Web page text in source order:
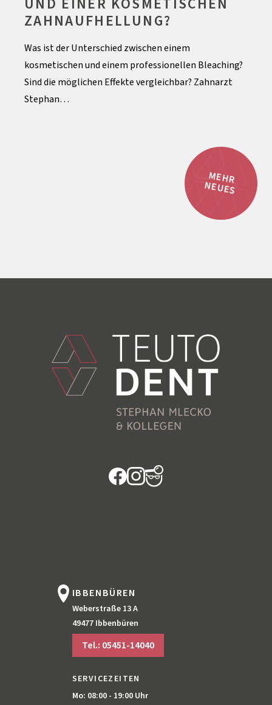
ZAHNAUFHELLUNG?
Was ist der Unterschied zwischen einem
kosmetischen und einem professionellen Bleaching?
Sind die möglichen Effekte vergleichbar? Zahnarzt
Stephan…
MEHR
NEUES
IBBENBÜREN
Weberstraße 13 A
49477 Ibbenbüren
Tel.: 05451-14040
SERVICEZEITEN
Mo: 08:00 - 19:00 Uhr